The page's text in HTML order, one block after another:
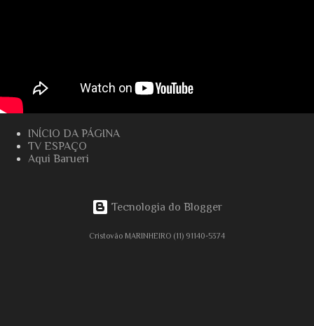
INÍCIO DA PÁGINA
TV ESPAÇO
Aqui Barueri
Tecnologia do Blogger
Cristovão MARINHEIRO (11) 91140-5374